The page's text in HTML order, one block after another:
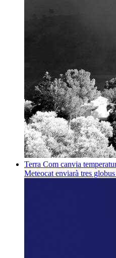
Terra Com canvia
Meteocat enviarà tres globus